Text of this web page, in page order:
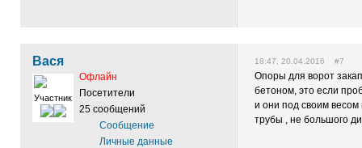
Вася
Участник
Офлайн
Посетители
25 сообщений
Сообщение
Личные данные
18:47, 20.04.2016 #7
Опоры для ворот
бетоном, это если
и они под своим весом
трубы , не большого